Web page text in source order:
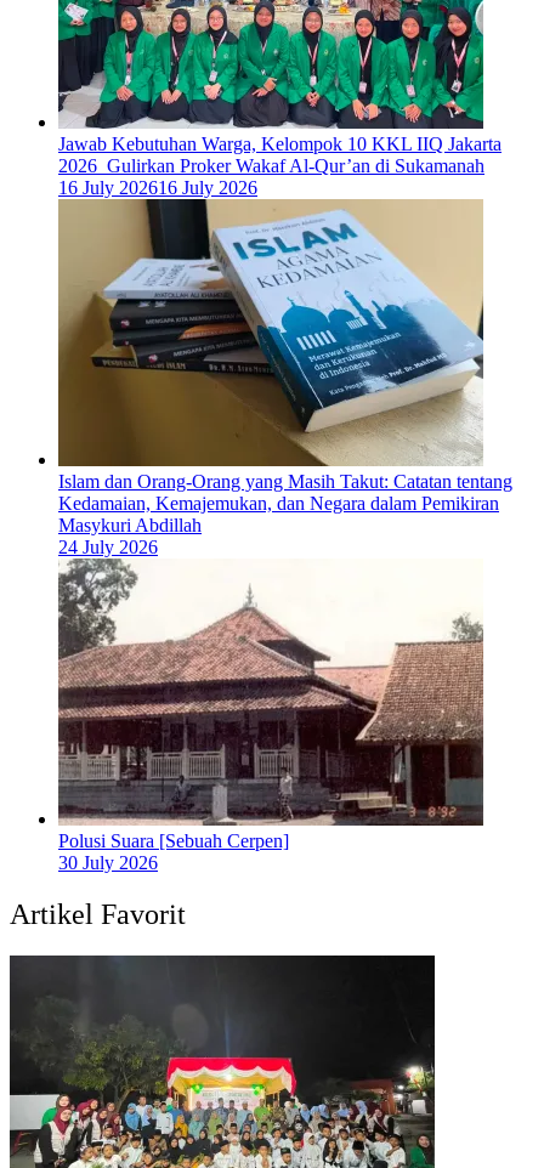
Jawab Kebutuhan Warga, Kelompok 10 KKL IIQ Jakarta
2026 Gulirkan Proker Wakaf Al-Qur’an di Sukamanah
16 July 202616 July 2026
Islam dan Orang-Orang yang Masih Takut: Catatan tentang
Kedamaian, Kemajemukan, dan Negara dalam Pemikiran
Masykuri Abdillah
24 July 2026
Polusi Suara [Sebuah Cerpen]
30 July 2026
Artikel Favorit